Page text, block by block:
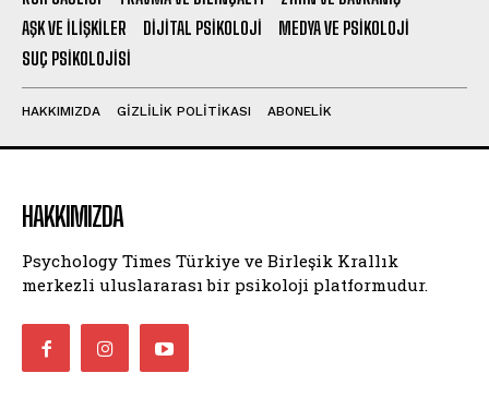
AŞK VE İLIŞKILER
DIJITAL PSIKOLOJI
MEDYA VE PSIKOLOJI
SUÇ PSIKOLOJISI
HAKKIMIZDA GIZLILIK POLITIKASI ABONELIK
HAKKIMIZDA
Psychology Times Türkiye ve Birleşik Krallık
merkezli uluslararası bir psikoloji platformudur.